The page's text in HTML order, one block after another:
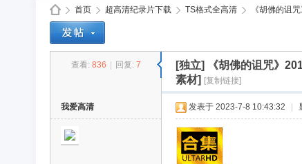
首页
›
超高清纪录片下载 TS格式全高清
›
《胡佛的诅
查看: 836 回复: 7 [独立]
《胡佛的诅咒》
素材] [复制链接]
我爱高清 发表于 2023-7-8 10:43:32